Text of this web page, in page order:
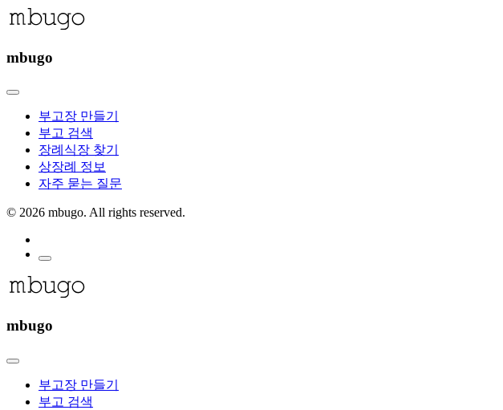
mbugo
부고장 만들기
부고 검색
장례식장 찾기
상장례 정보
자주 묻는 질문
© 2026 mbugo. All rights reserved.
mbugo
부고장 만들기
부고 검색